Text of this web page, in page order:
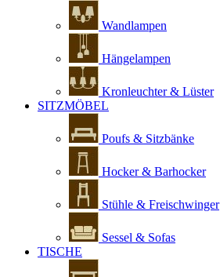
Wandlampen
Hängelampen
Kronleuchter & Lüster
SITZMÖBEL
Poufs & Sitzbänke
Hocker & Barhocker
Stühle & Freischwinger
Sessel & Sofas
TISCHE